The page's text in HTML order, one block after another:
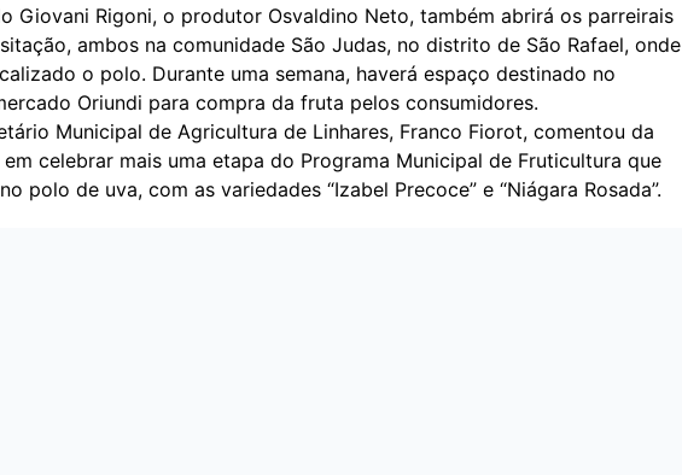
Giovani Rigoni, o produtor Osvaldino Neto, também abrirá os parreirais
ambos na comunidade São Judas, no distrito de São Rafael, onde
o polo. Durante uma semana, haverá espaço destinado no
Oriundi para compra da fruta pelos consumidores.
Municipal de Agricultura de Linhares, Franco Fiorot, comentou da
celebrar mais uma etapa do Programa Municipal de Fruticultura que
polo de uva, com as variedades “Izabel Precoce” e “Niágara Rosada”.